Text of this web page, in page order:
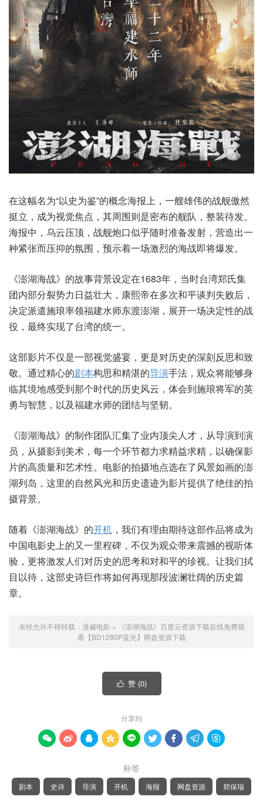
在这幅名为“以史为鉴”的概念海报上，一艘雄伟的战舰傲然
挺立，成为视觉焦点，其周围则是密布的舰队，整装待发。
海报中，乌云压顶，战舰炮口似乎随时准备发射，营造出一
种紧张而压抑的氛围，预示着一场激烈的海战即将爆发。
《澎湖海战》的故事背景设定在1683年，当时台湾郑氏集
团内部分裂势力日益壮大，康熙帝在多次和平谈判失败后，
决定派遣施琅率领福建水师东渡澎湖，展开一场决定性的战
役，最终实现了台湾的统一。
这部影片不仅是一部视觉盛宴，更是对历史的深刻反思和致
敬。通过精心的剧本构思和精湛的导演手法，观众将能够身
临其境地感受到那个时代的历史风云，体会到施琅将军的英
勇与智慧，以及福建水师的团结与坚韧。
《澎湖海战》的制作团队汇集了业内顶尖人才，从导演到演
员，从摄影到美术，每一个环节都力求精益求精，以确保影
片的高质量和艺术性。电影的拍摄地点选在了风景如画的澎
湖列岛，这里的自然风光和历史遗迹为影片提供了绝佳的拍
摄背景。
随着《澎湖海战》的开机 ，我们有理由期待这部作品将成为
中国电影史上的又一里程碑，不仅为观众带来震撼的视听体
验，更将激发人们对历史的思考和对和平的珍视。让我们拭
目以待，这部史诗巨作将如何再现那段波澜壮阔的历史篇
章。
未经允许不得转载： 漫威电影 »
《澎湖海战》百度云资源下载在线免费观
看【BD1280P蓝光】网盘资源下载
 赞 (0)
分享到
        
标签
剧本 史诗 导演 开机 海报 网盘资源 郑保瑞